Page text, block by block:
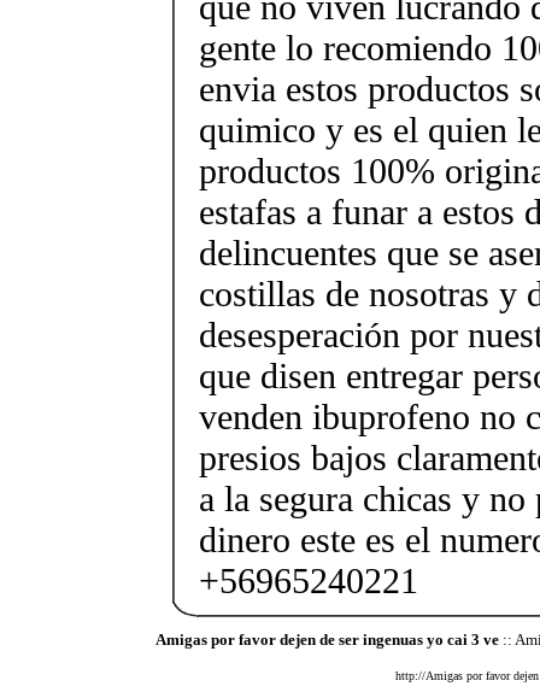
gente lo recomiendo
envia estos productos
quimico y es el quien
productos 100%
estafas a funar a estos
delincuentes que se
costillas de nosotras y
desesperación por
que disen entregar
venden ibuprofeno no
presios bajos
a la segura chicas y no
dinero este es el
+56965240221
Amigas por favor dejen de ser ingenuas yo cai 3 ve::
http://Amigas por favor dejen